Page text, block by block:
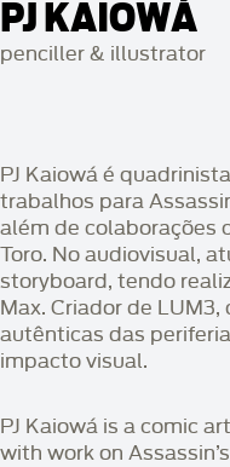
PJ KAIOWÁ
penciller & illustrator
PJ Kaiowá é
trabalhos para
além de colaborações
Toro. No audiovisual,
storyboard, tendo
Max. Criador de
autênticas das
impacto visual.
PJ Kaiowá is a comic
with work on